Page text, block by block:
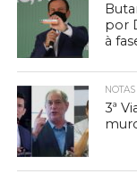
por
à
NOTAS
3ª